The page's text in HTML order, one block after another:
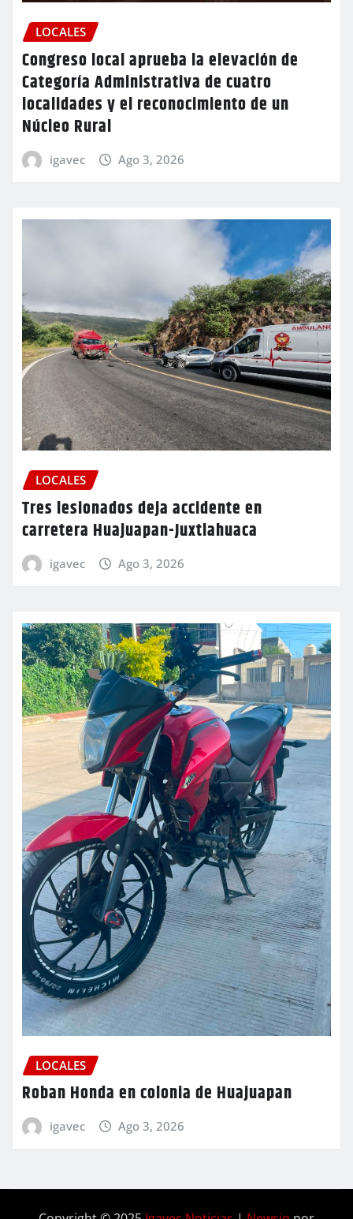
LOCALES
Congreso local aprueba la elevación de
Categoría Administrativa de cuatro
localidades y el reconocimiento de un
Núcleo Rural
igavec Ago 3, 2026
LOCALES
Tres lesionados deja accidente en
carretera Huajuapan-Juxtlahuaca
igavec Ago 3, 2026
LOCALES
Roban Honda en colonia de Huajuapan
igavec Ago 3, 2026